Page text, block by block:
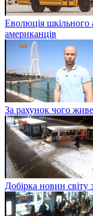
Еволюція шкільного
американців
За рахунок чого
Добірка новин світу